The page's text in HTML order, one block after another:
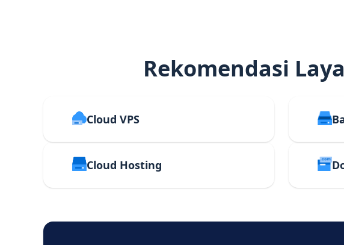
Rekomendasi
Cloud VPS
Cloud Hosting